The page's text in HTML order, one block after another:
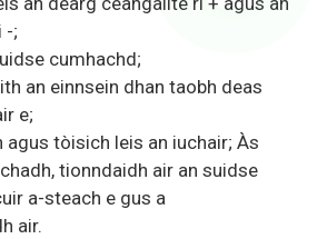
-;
cumhachd;
an einnsein dhan taobh deas
e;
agus tòisich leis an iuchair; Às
tionndaidh air an suidse
a-steach e gus a
air.